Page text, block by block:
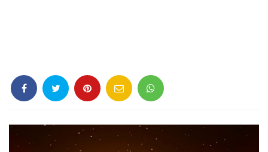
Gastronomía
Lenguaje